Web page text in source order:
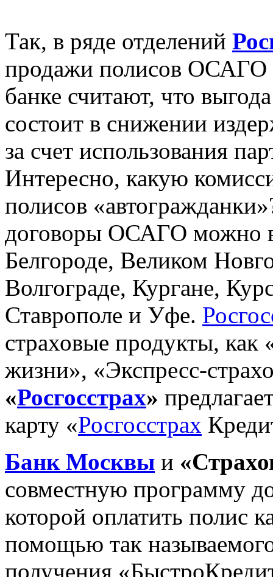
Так, в ряде отделений
продажи полисов ОСАГО
банке считают, что
состоит в снижении
за счет использования
Интересно, какую
полисов
договоры ОСАГО можно в
Белгороде, Великом
Волгограде, Кургане,
Ставрополе и Уфе.
страховые продукты, как
жизни», «Экспресс-
«Росгосстрах»
карту «Росгосстрах
Банк Москвы и
совместную программу
которой оплатить полис
помощью так
получения